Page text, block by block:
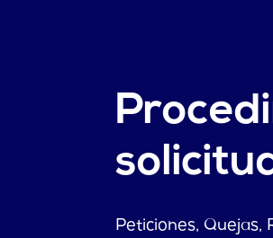
Peticiones, Quejas,